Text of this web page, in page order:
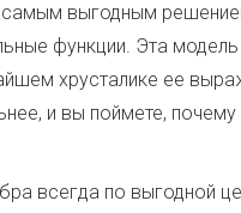
самым выгодным
функции. Эта
хрусталике ее
и вы поймете,
всегда по выгодной